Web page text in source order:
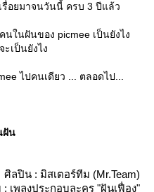
อยมาจนวันนี้ ครบ 3 ปีแล้ว
ในฝันของ picmee เป็นยังไง
เป็นยังไง
ไปคนเดียว ... ตลอดไป...
ฝัน
ศิลปิน : มิสเตอร์ทีม (Mr.Team)
: เพลงประกอบละคร "ฝันเฟื่อง"